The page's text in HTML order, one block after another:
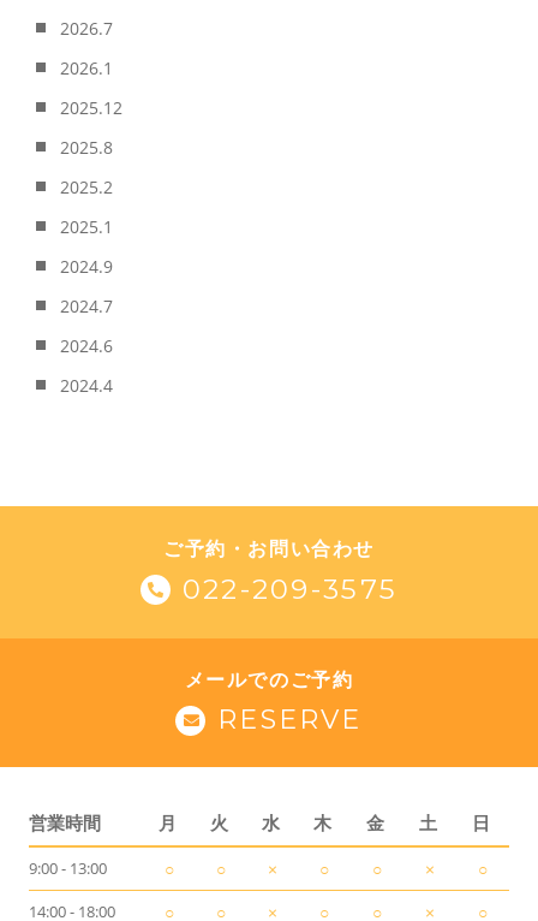
2026.7
2026.1
2025.12
2025.8
2025.2
2025.1
2024.9
2024.7
2024.6
2024.4
ご予約・お問い合わせ
022-209-3575
メールでのご予約
RESERVE
営業時間 月 火 水 木 金 土 日
9:00 - 13:00 ○ ○ × ○ ○ × ○
14:00 - 18:00 ○ ○ × ○ ○ × ○